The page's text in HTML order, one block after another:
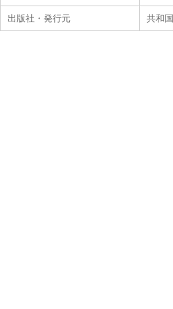
出版社・発行元 共和国